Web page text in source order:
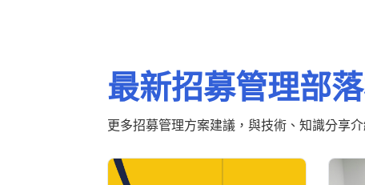
最新招募管理部
更多招募管理方案建議，與技術、知識分享